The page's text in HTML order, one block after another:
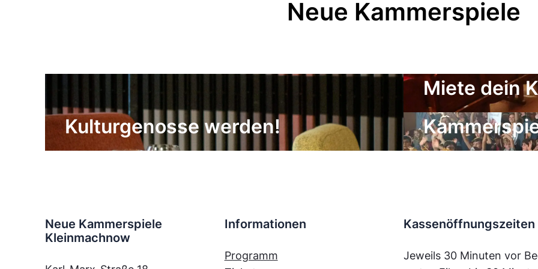
Neue Kammerspiele
Kulturgenosse werden!
Miete dein
Der
Neue Kammerspiele
Kleinmachnow
Informationen
Programm
Kassenöffnungszeiten
Jeweils 30 Minuten vor